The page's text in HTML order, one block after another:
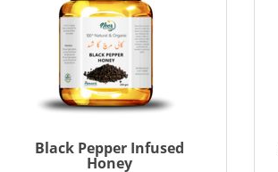
Black Pepper Infused
Honey